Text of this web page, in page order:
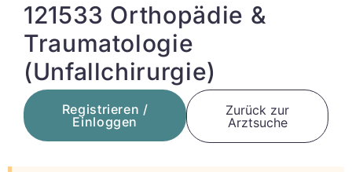
121533 Orthopädie &
Traumatologie
(Unfallchirurgie)
Registrieren /
Einloggen
Zurück zur
Arztsuche